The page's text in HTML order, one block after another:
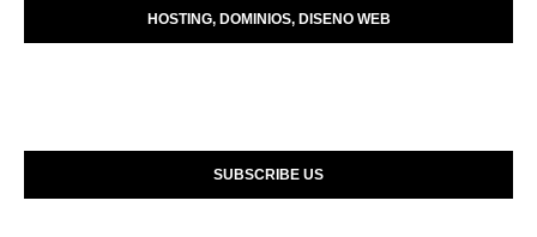
HOSTING, DOMINIOS, DISENO WEB
SUBSCRIBE US